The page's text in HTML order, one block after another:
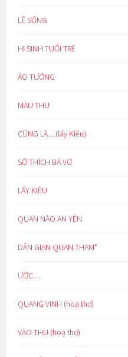
LẼ SỐNG
HI SINH TUỔI TRẺ
ẢO TƯỞNG
MÀU THU
CŨNG LÀ…(lẩy Kiều)
SỞ THÍCH BÁ VƠ
LẨY KIỀU
QUAN NÀO AN YÊN
DÂN GIAN QUAN THAM*
ƯỚC…
QUANG VINH (hoạ thơ)
VÀO THU (hoạ thơ)